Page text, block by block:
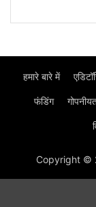
हमारे बारे में
फंडिंग
Copyright ©